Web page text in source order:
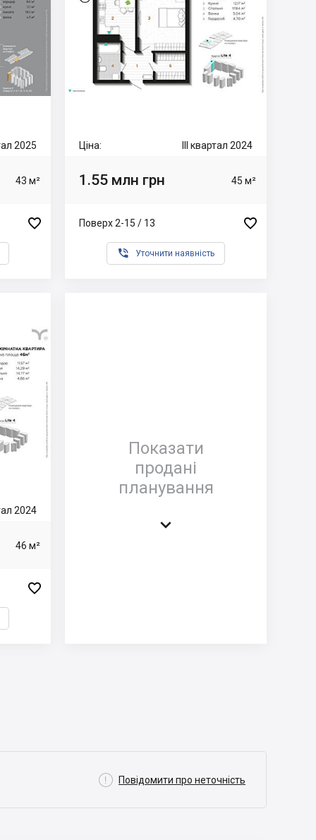
2025
43 м²

Ціна: III квартал 2024
1.55 млн грн 45 м²
Поверх 2-15 / 13 
 Уточнити наявність
2024
46 м²

Показати
продані
планування

 Повідомити про неточність